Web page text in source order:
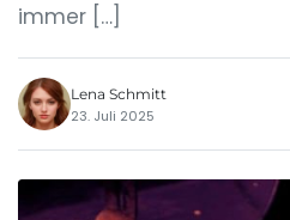
immer […]
Lena Schmitt
23. Juli 2025